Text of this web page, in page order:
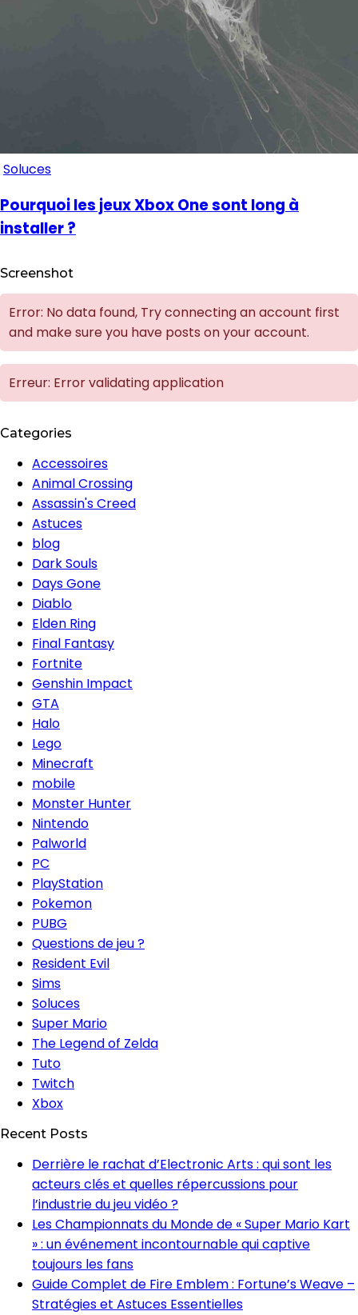
Soluces
Pourquoi les jeux Xbox One sont long à
installer ?
Screenshot
Error: No data found, Try connecting an account first
and make sure you have posts on your account.
Erreur: Error validating application
Categories
Accessoires
Animal Crossing
Assassin's Creed
Astuces
blog
Dark Souls
Days Gone
Diablo
Elden Ring
Final Fantasy
Fortnite
Genshin Impact
GTA
Halo
Lego
Minecraft
mobile
Monster Hunter
Nintendo
Palworld
PC
PlayStation
Pokemon
PUBG
Questions de jeu ?
Resident Evil
Sims
Soluces
Super Mario
The Legend of Zelda
Tuto
Twitch
Xbox
Recent Posts
Derrière le rachat d’Electronic Arts : qui sont les
acteurs clés et quelles répercussions pour
l’industrie du jeu vidéo ?
Les Championnats du Monde de « Super Mario Kart
» : un événement incontournable qui captive
toujours les fans
Guide Complet de Fire Emblem : Fortune’s Weave –
Stratégies et Astuces Essentielles